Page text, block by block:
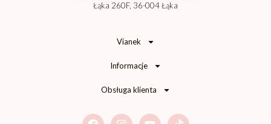
Łąka 260F, 36-004 Łąka
Vianek
Informacje
Obsługa klienta